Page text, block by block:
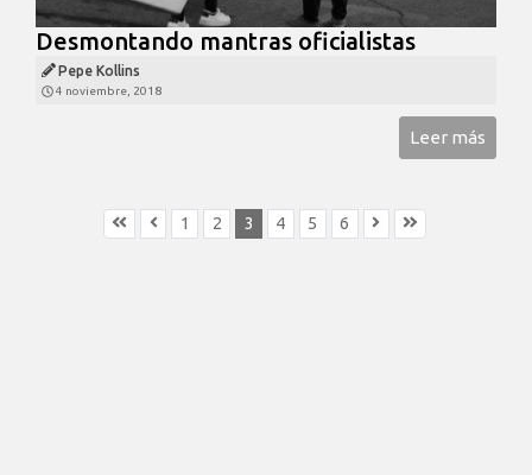
Desmontando mantras oficialistas
Pepe Kollins
4 noviembre, 2018
Leer más
1 2 3 4 5 6